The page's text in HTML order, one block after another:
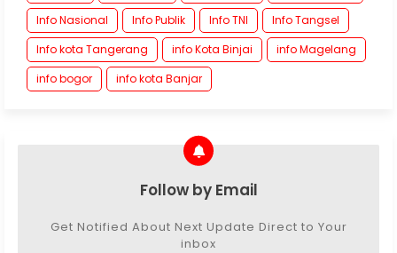
Info Nasional
Info Publik Info TNI
Info Tangsel
Info kota Tangerang
info Kota Binjai
info Magelang
info bogor
info kota Banjar
Follow by Email
Get Notified About Next Update Direct to Your
inbox